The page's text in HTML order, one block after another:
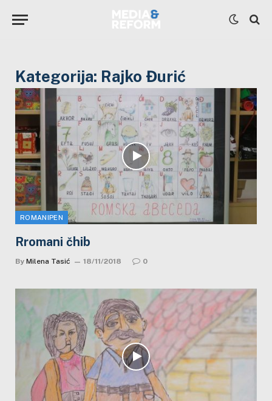
Kategorija: Rajko Đurić
ROMANIPEN
Rromani čhib
By Milena Tasić 18/11/2018 0